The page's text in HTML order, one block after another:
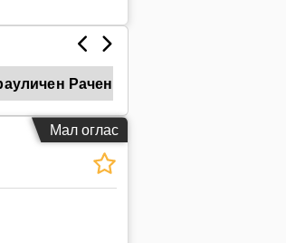
Рачен Вентил
Мал оглас